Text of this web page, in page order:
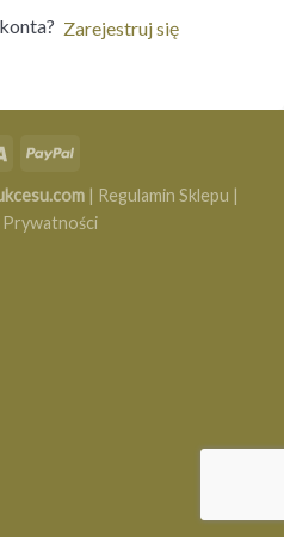
Zarejestruj się
| Regulamin Sklepu |